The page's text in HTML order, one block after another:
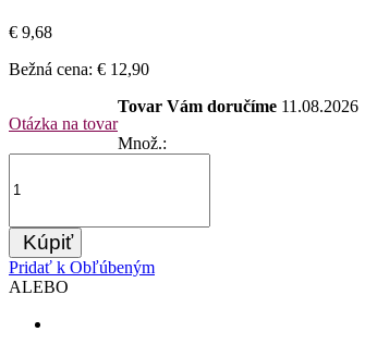
€ 9,68
Bežná cena: € 12,90
Otázka na tovar
Tovar Vám doručíme 11.08.2026
Množ.:
Kúpiť
Pridať k Obľúbeným
ALEBO